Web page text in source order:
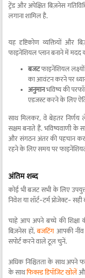
ट्रेंड और अपेक्षित बिज़नेस
लगाना शामिल है.
यह दृष्टिकोण व्यक्तियों और
फाइनेंशियल प्लान बनाने में मदद
बजटफाइनेंशियल
का आवंटन करने पर
अनुमानभविष्य की
एडजस्ट करने के लिए
साथ मिलकर, वे बेहतर
सक्षम बनाते हैं. भविष्यवाणी के
और संगठन अंतर की पहचान
रहने के लिए समय पर
अंतिम शब्द
कोई भी बजट सभी के लिए
निवेश या शॉर्ट-टर्म प्रोजेक्ट-
चाहे आप अपने बच्चे की शिक्षा
बिज़नेस हों,बजटिंग आपकी
सपोर्ट करने वाले टूल चुनें.
अधिक निश्चितता के साथ अपने
के साथफिक्स्ड डिपॉजिट खोलें